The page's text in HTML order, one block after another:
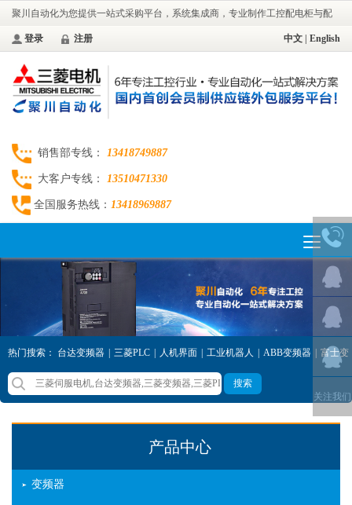
聚川自动化为您提供一站式采购平台，系统集成商，专业制作工控配电柜与配
电工程。
登录 注册 中文 English
销售部专线： 13418749887
大客户专线： 13510471330
全国服务热线： 13418969887
Toggle
navigation
热门搜索： 台达变频器 三菱PLC 人机界面 工业机器人 ABB变频器 富士变
频器 西门子变频器 | 三菱变频器 搜索
产品中心
变频器
关注我们